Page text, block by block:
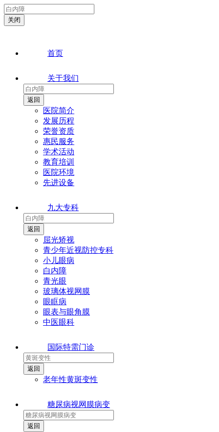
首页
关于我们
医院简介
发展历程
荣誉资质
惠民服务
学术活动
教育培训
医院环境
先进设备
九大专科
屈光矫视
青少年近视防控专科
小儿眼病
白内障
青光眼
玻璃体视网膜
眼眶病
眼表与眼角膜
中医眼科
国际特需门诊
老年性黄斑变性
糖尿病视网膜病变